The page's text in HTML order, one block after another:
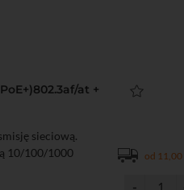
at +
sieciową.
10/100/1000
od 11,00